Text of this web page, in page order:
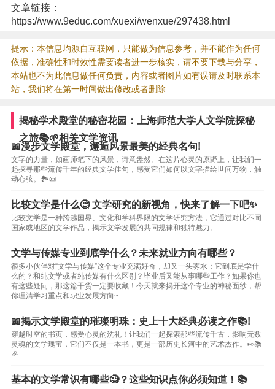
文章链接：
https://www.9educ.com/xuexi/wenxue/297438.html
提示：本信息均源自互联网，只能做为信息参考，并不能作为任何
依据，准确性和时效性需要读者进一步核实，请不要下载与分享，
本站也不为此信息做任何负责，内容或者图片如有误请及时联系本
站，我们将在第一时间做出修改或者删除
揭秘学术殿堂的秘密花园：上海师范大学人文学院探秘
之旅📚🌱相关文学资讯
📖漫步文学殿堂，邂逅风景最美的经典名句!
文字的力量，如画师笔下的风景，诗意盎然。在这片心灵的原野上，让我们一
起探寻那些流传千年的经典文学佳句，感受它们如何以文字描绘世间万物，触
动心弦。🏞️📜
比较文学是什么🧐 文学研究的新视角，快来了解一下吧✨
比较文学是一种跨越国界、文化和学科界限的文学研究方法，它通过对比不同
国家或地区的文学作品，揭示文学发展的共同规律和独特魅力。
文学与传媒专业到底学什么？未来就业方向有哪些？
很多小伙伴对“文学与传媒”这个专业充满好奇，却又一头雾水：它到底是学什
么的？和纯文学或者纯传媒有什么区别？毕业后又能从事哪些工作？如果你也
有这些疑问，那这篇干货一定要收藏！今天就来揭开这个专业的神秘面纱，帮
你理清学习重点和职业发展方向~
📖揭示文学殿堂的璀璨明珠：史上十大经典必读之作📚!
穿越时空的书页，感受心灵的洗礼！让我们一起探索那些流传千古，影响无数
灵魂的文学瑰宝，它们不仅是一本书，更是一部历史长河中的艺术杰作。👀📚
🎉
基本的文学常识有哪些🧐？这些知识点你必须知道！📚